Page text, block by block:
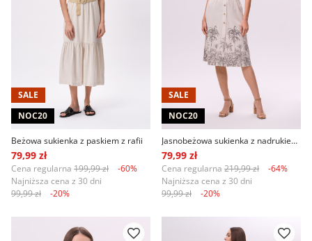
SALE
NOC20
Beżowa sukienka z paskiem z rafii
79,99 zł
Cena regularna 199,99 zł
-60%
Najniższa cena z 30 dni
99,99 zł
-20%
SALE
NOC20
Jasnobeżowa sukienka z nadrukiem w palmy
79,99 zł
Cena regularna 219,99 zł
-64%
Najniższa cena z 30 dni
99,99 zł
-20%